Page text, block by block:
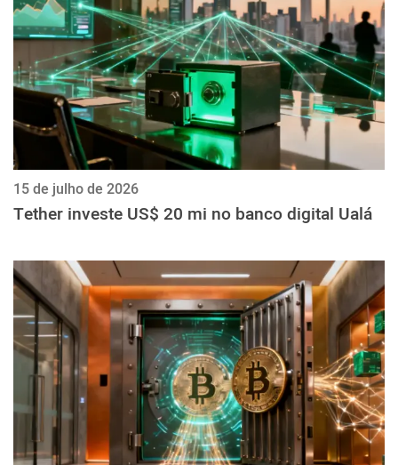
15 de julho de 2026
Tether investe US$ 20 mi no banco digital Ualá